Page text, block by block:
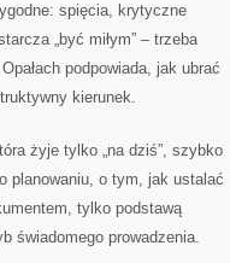
spięcia, krytyczne
„być miłym” – trzeba
podpowiada, jak ubrać
kierunek.
żyje tylko „na dziś”, szybko
planowaniu, o tym, jak ustalać
tylko podstawą
świadomego prowadzenia.